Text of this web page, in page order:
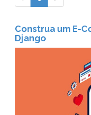
Construa um E-
Django